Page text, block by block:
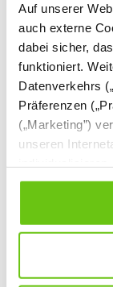
Auf unserer
auch externe
dabei sicher,
funktioniert.
Datenverkehrs
Präferenzen
(„Marketing”)
unseren
Cookies Sie
wählen Sie
Daten
jederzeit
links klicken.
einzeln,
3,00 €
Niedrigster
letzten 30
%